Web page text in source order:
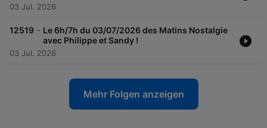
03 Jul. 2026
12519 - Le 6h/7h du 03/07/2026 des Matins Nostalgie
avec Philippe et Sandy !
03 Jul. 2026
Mehr Folgen anzeigen